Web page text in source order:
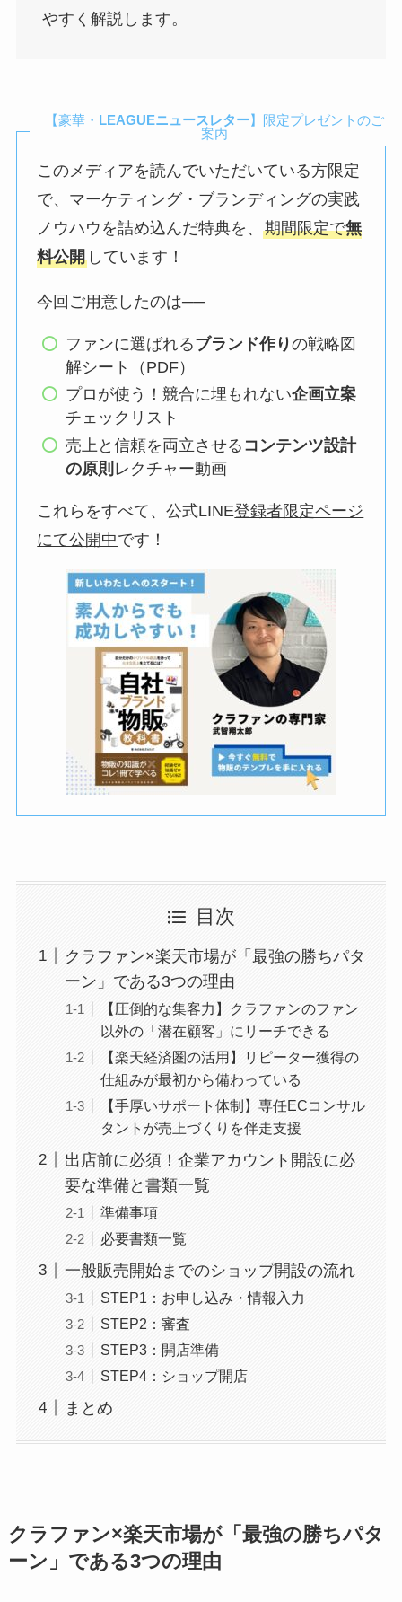
やすく解説します。
【豪華・ LEAGUEニュースレター】限定プレゼントのご
案内
このメディアを読んでいただいている方限定
で、マーケティング・ブランディングの実践
ノウハウを詰め込んだ特典を、期間限定で無
料公開 しています！
今回ご用意したのは──
ファンに選ばれるブランド作りの戦略図
解シート（PDF）
プロが使う！競合に埋もれない企画立案
チェックリスト
売上と信頼を両立させる コンテンツ設計
の原則 レクチャー動画
これらをすべて、公式LINE登録者限定ページ
にて公開中です！
目次
クラファン×楽天市場が「最強の勝ちパタ
ーン」である3つの理由
【圧倒的な集客力】クラファンのファン
以外の「潜在顧客」にリーチできる
【楽天経済圏の活用】リピーター獲得の
仕組みが最初から備わっている
【手厚いサポート体制】専任ECコンサル
タントが売上づくりを伴走支援
出店前に必須！企業アカウント開設に必
要な準備と書類一覧
準備事項
必要書類一覧
一般販売開始までのショップ開設の流れ
STEP1：お申し込み・情報入力
STEP2：審査
STEP3：開店準備
STEP4：ショップ開店
まとめ
クラファン×楽天市場が「最強の勝ちパタ
ーン」である3つの理由